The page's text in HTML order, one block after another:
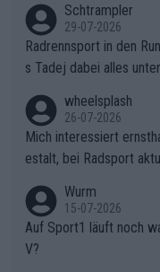
Schtrampler
29-07-2026
Radrennsport in den
s Tadej dabei alles
ganze Team auch
olg teilzuhaben, ist ihm
chen weit über den
wheelsplash
26-07-2026
Mich interessiert
estalt, bei Radsport
Wurm
15-07-2026
Auf Sport1 läuft noch
V?